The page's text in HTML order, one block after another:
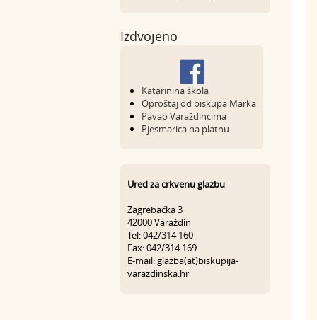
Izdvojeno
Katarinina škola
Oproštaj od biskupa Marka
Pavao Varaždincima
Pjesmarica na platnu
Ured za crkvenu glazbu
Zagrebačka 3
42000 Varaždin
Tel: 042/314 160
Fax: 042/314 169
E-mail: glazba(at)biskupija-
varazdinska.hr